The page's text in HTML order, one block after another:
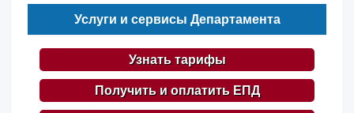
Услуги и сервисы Департамента
Узнать тарифы
Получить и оплатить ЕПД